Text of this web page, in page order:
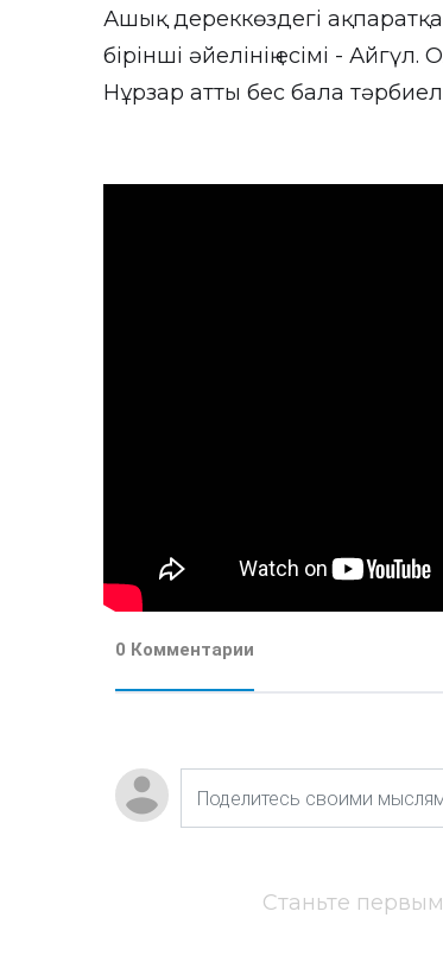
Ашық дереккөздегі
бірінші әйелінің есімі -
Нұрзар атты бес бала
0 Комментарии
Станьте